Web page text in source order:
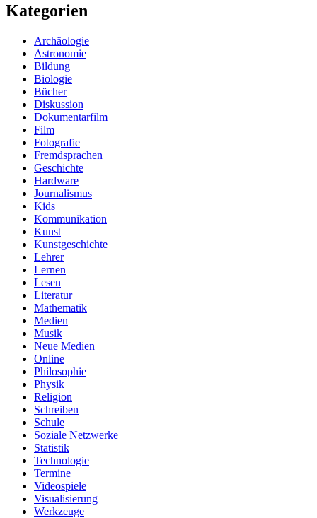
Kategorien
Archäologie
Astronomie
Bildung
Biologie
Bücher
Diskussion
Dokumentarfilm
Film
Fotografie
Fremdsprachen
Geschichte
Hardware
Journalismus
Kids
Kommunikation
Kunst
Kunstgeschichte
Lehrer
Lernen
Lesen
Literatur
Mathematik
Medien
Musik
Neue Medien
Online
Philosophie
Physik
Religion
Schreiben
Schule
Soziale Netzwerke
Statistik
Technologie
Termine
Videospiele
Visualisierung
Werkzeuge